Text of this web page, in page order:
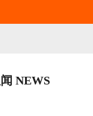
NEWS